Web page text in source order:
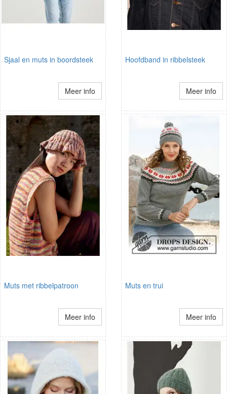
Sjaal en muts in boordsteek
Meer info
Hoofdband in ribbelsteek
Meer info
Muts met ribbelpatroon
Meer info
Muts en trui
Meer info